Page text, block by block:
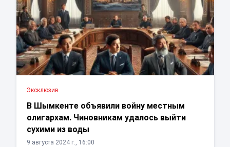
Эксклюзив
В Шымкенте объявили войну местным
олигархам. Чиновникам удалось выйти
сухими из воды
9 августа 2024 г., 16:00